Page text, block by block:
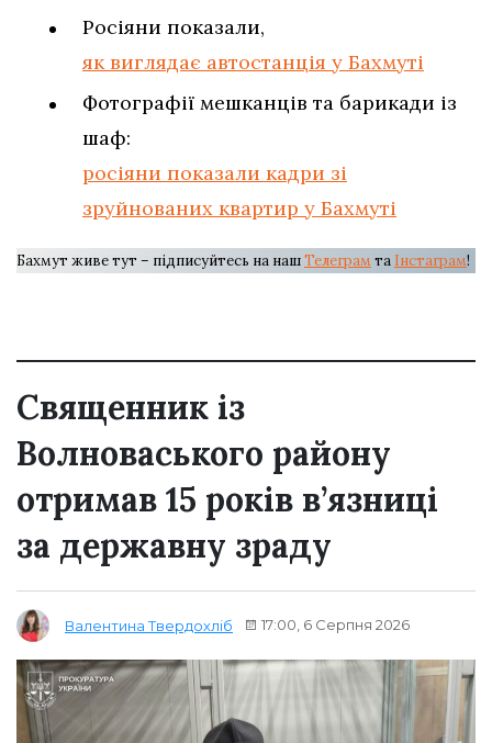
Росіяни показали,
як виглядає автостанція у Бахмуті
Фотографії мешканців та барикади із
шаф:
росіяни показали кадри зі
зруйнованих квартир у Бахмуті
Бахмут живе тут – підписуйтесь на нашТелеграм та Інстаграм!
Священник із
Волноваського району
отримав 15 років в’язниці
за державну зраду
Валентина Твердохліб 17:00, 6 Серпня 2026